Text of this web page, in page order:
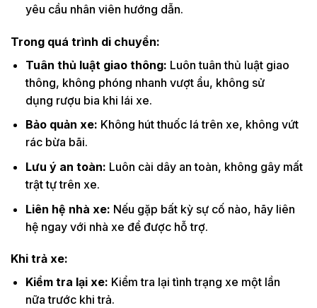
yêu cầu nhân viên hướng dẫn.
Trong quá trình di chuyển:
Tuân thủ luật giao thông: Luôn tuân thủ luật giao
thông, không phóng nhanh vượt ẩu, không sử
dụng rượu bia khi lái xe.
Bảo quản xe: Không hút thuốc lá trên xe, không vứt
rác bừa bãi.
Lưu ý an toàn: Luôn cài dây an toàn, không gây mất
trật tự trên xe.
Liên hệ nhà xe: Nếu gặp bất kỳ sự cố nào, hãy liên
hệ ngay với nhà xe để được hỗ trợ.
Khi trả xe:
Kiểm tra lại xe: Kiểm tra lại tình trạng xe một lần
nữa trước khi trả.